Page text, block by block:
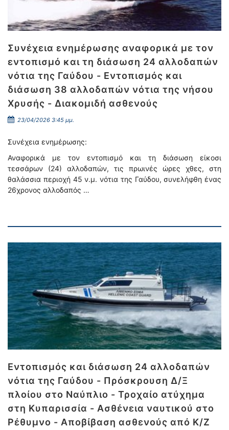
Συνέχεια ενημέρωσης αναφορικά με τον
εντοπισμό και τη διάσωση 24 αλλοδαπών
νότια της Γαύδου - Εντοπισμός και
διάσωση 38 αλλοδαπών νότια της νήσου
Χρυσής - Διακομιδή ασθενούς
23/04/2026 3:45 μμ.
Συνέχεια ενημέρωσης:
Αναφορικά με τον εντοπισμό και τη διάσωση είκοσι
τεσσάρων (24) αλλοδαπών, τις πρωινές ώρες χθες, στη
θαλάσσια περιοχή 45 ν.μ. νότια της Γαύδου, συνελήφθη ένας
26χρονος αλλοδαπός …
Εντοπισμός και διάσωση 24 αλλοδαπών
νότια της Γαύδου - Πρόσκρουση Δ/Ξ
πλοίου στο Ναύπλιο - Τροχαίο ατύχημα
στη Κυπαρισσία - Ασθένεια ναυτικού στο
Ρέθυμνο - Αποβίβαση ασθενούς από Κ/Ζ